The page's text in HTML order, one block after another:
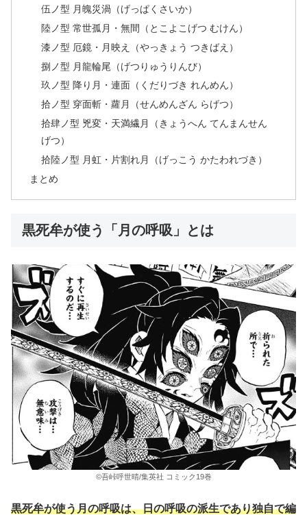
伍ノ型 月魄災渦（げっぱくさいか）
陸ノ型 常世孤月・無間（とこよこげつ むけん）
漆ノ型 厄鏡・月映え（やっきょう つきばえ）
捌ノ型 月龍輪尾（げつりゅうりんび）
玖ノ型 降り月・連面（くだりづき れんめん）
拾ノ型 穿面斬・蘿月（せんめんざん らげつ）
拾肆ノ型 兇変・天満繊月（きょうへん てんまんせん
げつ）
拾陸ノ型 月虹・片割れ月（げっこう かたわれづき）
まとめ
黒死牟が使う「月の呼吸」とは
©吾峠呼世晴/集英社 コミック19巻
黒死牟が使う月の呼吸は、日の呼吸の派生であり独自で編